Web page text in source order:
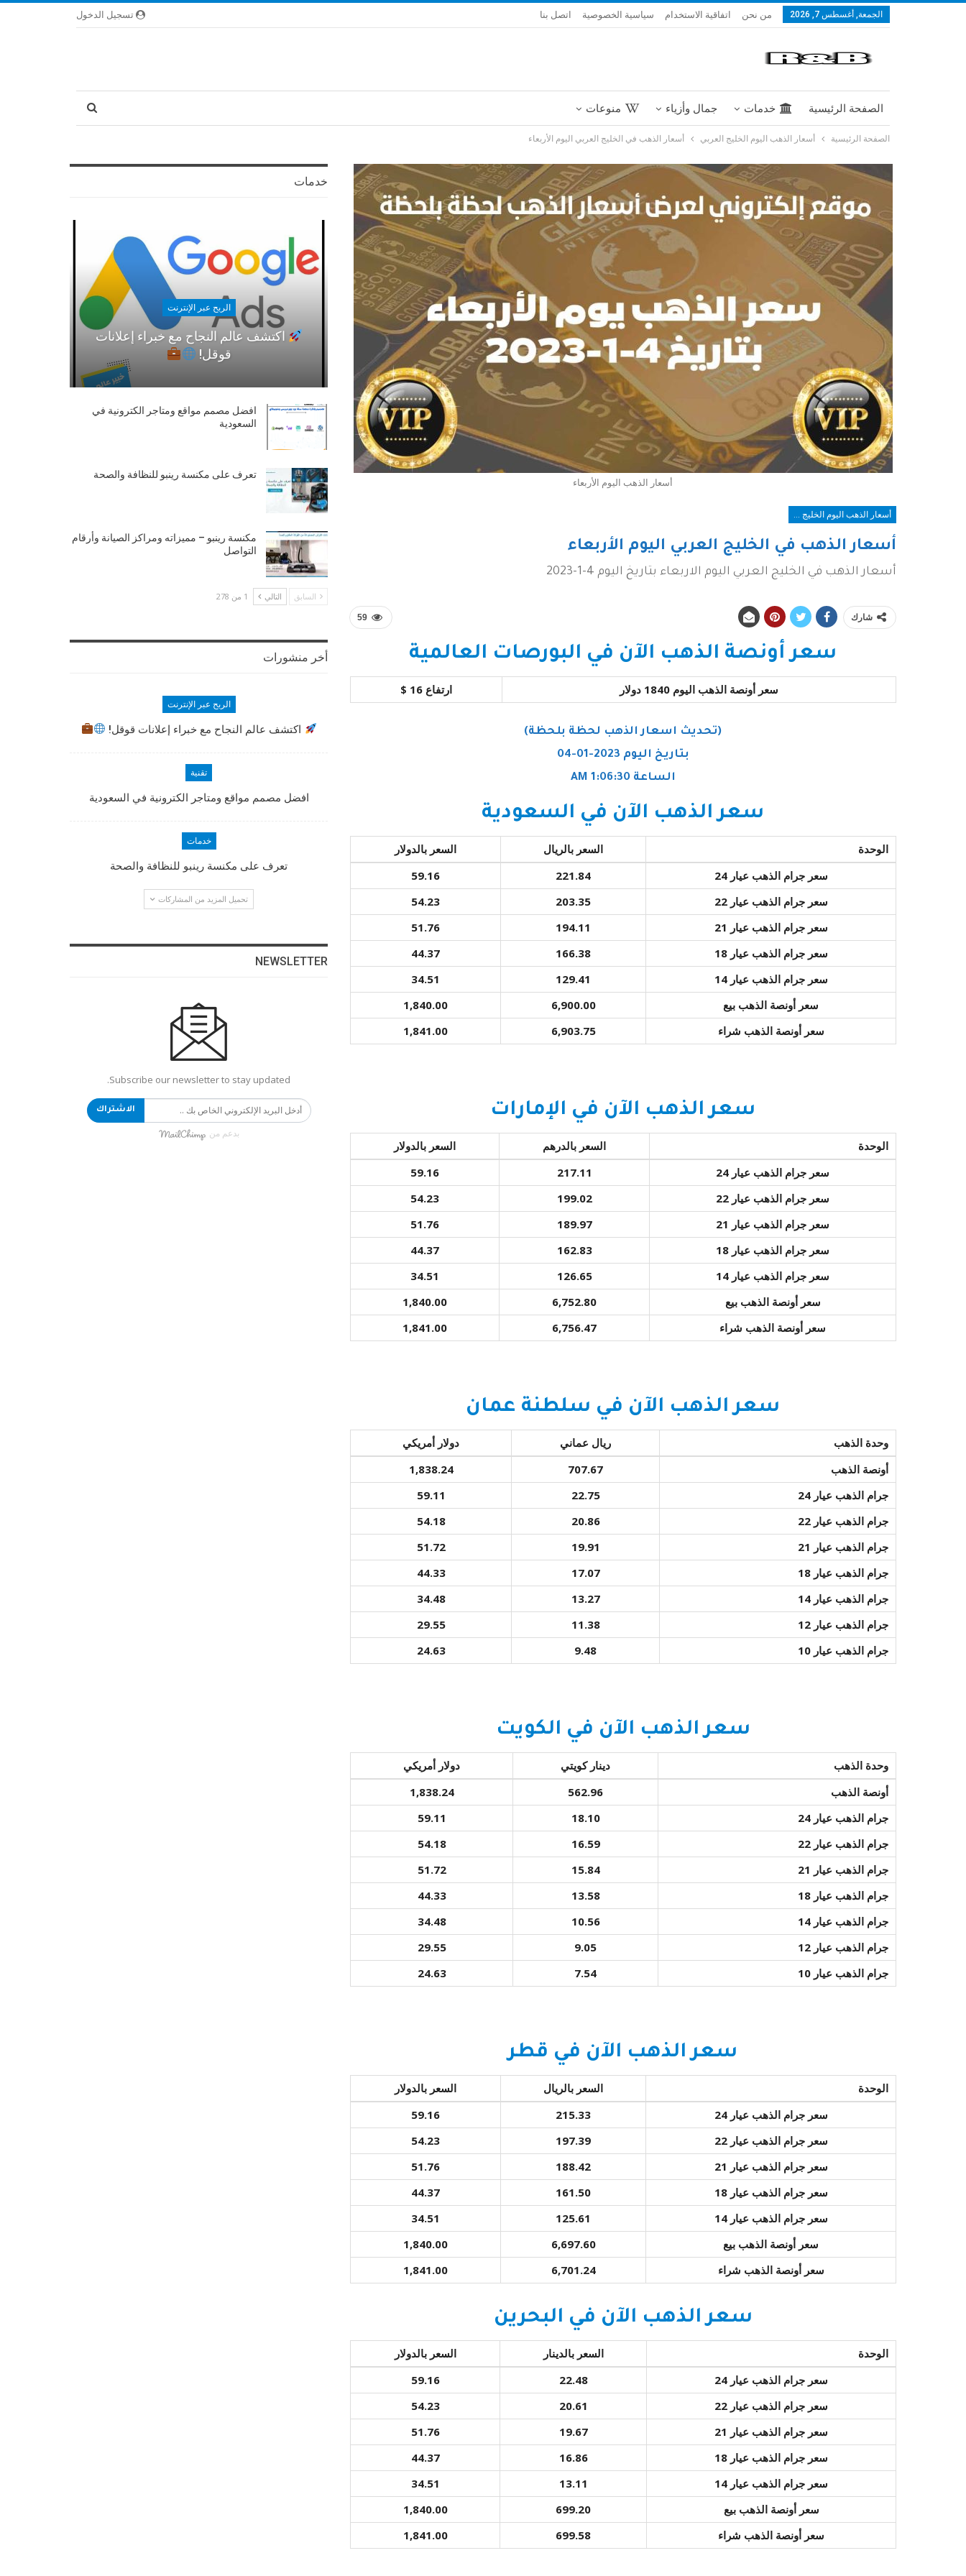
تسجيل الدخول الجمعة, أغسطس 7, 2026 من نحن اتفاقية الاستخدام سياسية الخصوصية اتصل بنا
الصفحة الرئيسية خدمات جمال وأزياء منوعات
الصفحة الرئيسية أسعار الذهب اليوم الخليج العربي أسعار الذهب في الخليج العربي اليوم الأربعاء
أسعار الذهب اليوم الأربعاء
أسعار الذهب اليوم الخليج العربي
أسعار الذهب في الخليج العربي اليوم الأربعاء
أسعار الذهب في الخليج العربي اليوم الاربعاء بتاريخ اليوم 4-1-2023
59 شارك
سعر أونصة الذهب الآن في البورصات العالمية
سعر أونصة الذهب اليوم 1840 دولار ارتفاع 16 $
(تحديث اسعار الذهب لحظة بلحظة)
بتاريخ اليوم 2023-01-04
الساعة 1:06:30 AM
سعر الذهب الآن في السعودية
الوحدة السعر بالريال
السعر بالدولار
سعر جرام الذهب عيار 24
221.84
59.16
سعر جرام الذهب عيار 22
203.35
54.23
سعر جرام الذهب عيار 21
194.11
51.76
سعر جرام الذهب عيار 18
166.38
44.37
سعر جرام الذهب عيار 14
129.41
34.51
سعر أونصة الذهب بيع
6,900.00
1,840.00
سعر أونصة الذهب شراء
6,903.75
1,841.00
سعر الذهب الآن في الإمارات
الوحدة السعر بالدرهم
السعر بالدولار
سعر جرام الذهب عيار 24
217.11
59.16
سعر جرام الذهب عيار 22
199.02
54.23
سعر جرام الذهب عيار 21
189.97
51.76
سعر جرام الذهب عيار 18
162.83
44.37
سعر جرام الذهب عيار 14
126.65
34.51
سعر أونصة الذهب بيع
6,752.80
1,840.00
سعر أونصة الذهب شراء
6,756.47
1,841.00
سعر الذهب الآن في سلطنة عمان
وحدة الذهب ريال عماني
دولار أمريكي
أونصة الذهب
707.67
1,838.24
جرام الذهب عيار 24
22.75
59.11
جرام الذهب عيار 22
20.86
54.18
جرام الذهب عيار 21
19.91
51.72
جرام الذهب عيار 18
17.07
44.33
جرام الذهب عيار 14
13.27
34.48
جرام الذهب عيار 12
11.38
29.55
جرام الذهب عيار 10
9.48
24.63
سعر الذهب الآن في الكويت
وحدة الذهب دينار كويتي
دولار أمريكي
أونصة الذهب
562.96
1,838.24
جرام الذهب عيار 24
18.10
59.11
جرام الذهب عيار 22
16.59
54.18
جرام الذهب عيار 21
15.84
51.72
جرام الذهب عيار 18
13.58
44.33
جرام الذهب عيار 14
10.56
34.48
جرام الذهب عيار 12
9.05
29.55
جرام الذهب عيار 10
7.54
24.63
سعر الذهب الآن في قطر
الوحدة السعر بالريال
السعر بالدولار
سعر جرام الذهب عيار 24
215.33
59.16
سعر جرام الذهب عيار 22
197.39
54.23
سعر جرام الذهب عيار 21
188.42
51.76
سعر جرام الذهب عيار 18
161.50
44.37
سعر جرام الذهب عيار 14
125.61
34.51
سعر أونصة الذهب بيع
6,697.60
1,840.00
سعر أونصة الذهب شراء
6,701.24
1,841.00
سعر الذهب الآن في البحرين
الوحدة السعر بالدينار
السعر بالدولار
سعر جرام الذهب عيار 24
22.48
59.16
سعر جرام الذهب عيار 22
20.61
54.23
سعر جرام الذهب عيار 21
19.67
51.76
سعر جرام الذهب عيار 18
16.86
44.37
سعر جرام الذهب عيار 14
13.11
34.51
سعر أونصة الذهب بيع
699.20
1,840.00
سعر أونصة الذهب شراء
699.58
1,841.00
خدمات
الربح عبر الإنترنت
اكتشف عالم النجاح مع خبراء إعلانات
قوقل!
افضل مصمم مواقع ومتاجر الكترونية في
السعودية
تعرف على مكنسة رينبو للنظافة والصحة
مكنسة رينبو – مميزاته ومراكز الصيانة وأرقام
التواصل
السابق التالي 1 من 278
أخر منشورات
الربح عبر الإنترنت
اكتشف عالم النجاح مع خبراء إعلانات قوقل!
تقنية
افضل مصمم مواقع ومتاجر الكترونية في السعودية
خدمات
تعرف على مكنسة رينبو للنظافة والصحة
تحميل المزيد من المشاركات
NEWSLETTER
Subscribe our newsletter to stay updated.
الاشتراك
بدعم من